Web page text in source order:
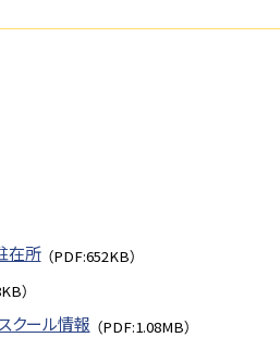
在所 （PDF:652KB）
）
クール情報 （PDF:1.08MB）